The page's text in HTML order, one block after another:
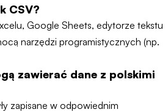
CSV?
Google Sheets, edytorze tekstu
narzędzi programistycznych (np.
zawierać dane z polskimi
zapisane w odpowiednim